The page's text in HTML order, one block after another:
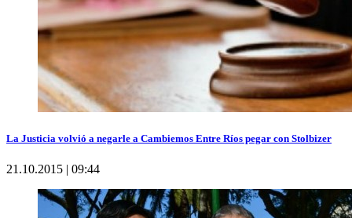
La Justicia volvió a negarle a Cambiemos Entre Ríos pegar con Stolbizer
21.10.2015 | 09:44